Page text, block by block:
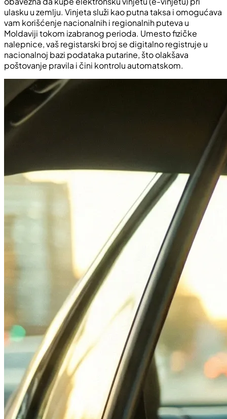
ulasku u zemlju. Vinjeta služi kao putna taksa i omogućava
vam korišćenje nacionalnih i regionalnih puteva u
Moldaviji tokom izabranog perioda. Umesto fizičke
nalepnice, vaš registarski broj se digitalno registruje u
nacionalnoj bazi podataka putarine, što olakšava
poštovanje pravila i čini kontrolu automatskom.